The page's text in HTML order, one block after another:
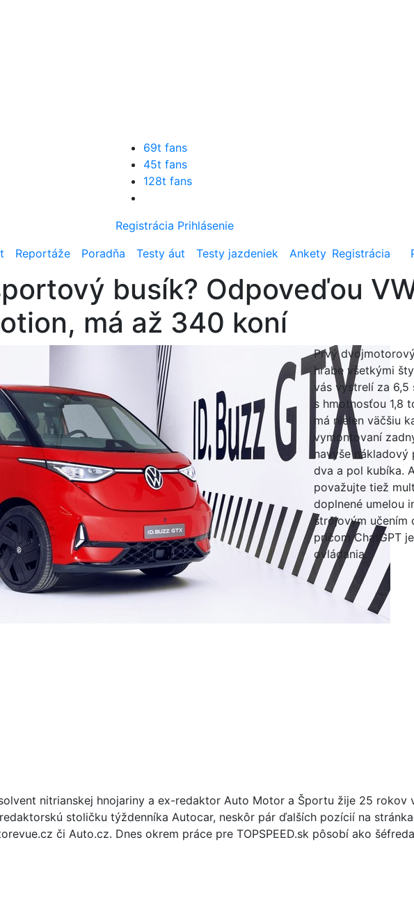
69t fans
45t fans
128t fans
Registrácia Prihlásenie
Reportáže Poradňa Testy áut Testy jazdeniek Ankety Registrácia
busík? Odpoveďou
má až 340 koní
Prvý
hrabe všetkými
vás vystrelí za 6,5
s hmotnosťou 1,8
má nielen väčšiu
vymontovaní
navyše
dva a pol kubíka.
považujte tiež
doplnené umelou
strojovým učením
pričom ChatGPT
ovládania.
nitrianskej hnojariny a ex-redaktor Auto Motor a Športu žije 25 rokov
stoličku týždenníka Autocar, neskôr pár ďalších pozícií na
či Auto.cz. Dnes okrem práce pre TOPSPEED.sk pôsobí ako